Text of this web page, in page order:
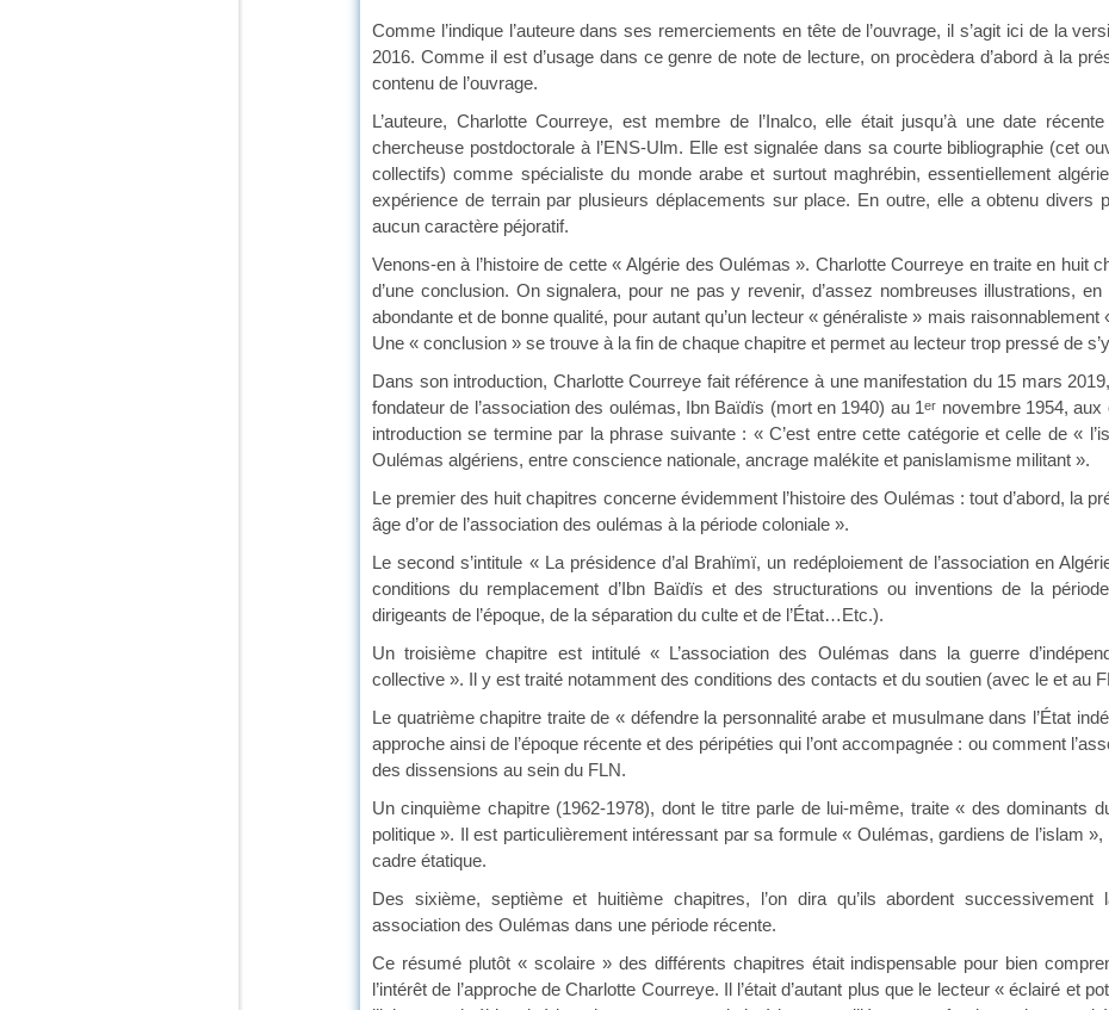
Comme l’indique l’auteure dans ses remerciements en tête de l’ouvrage, il s’agit ici de la
2016. Comme il est d’usage dans ce genre de note de lecture, on procèdera d’abord à la
contenu de l’ouvrage.
L’auteure, Charlotte Courreye, est membre de l’Inalco, elle était jusqu’à une date
chercheuse postdoctorale à l’ENS-Ulm. Elle est signalée dans sa courte bibliographie (cet
collectifs) comme spécialiste du monde arabe et surtout maghrébin, essentiellement
expérience de terrain par plusieurs déplacements sur place. En outre, elle a obtenu
aucun caractère péjoratif.
Venons-en à l’histoire de cette « Algérie des Oulémas ». Charlotte Courreye en traite en huit
d’une conclusion. On signalera, pour ne pas y revenir, d’assez nombreuses illustrations,
abondante et de bonne qualité, pour autant qu’un lecteur « généraliste » mais
Une « conclusion » se trouve à la fin de chaque chapitre et permet au lecteur trop pressé de
Dans son introduction, Charlotte Courreye fait référence à une manifestation du 15 mars
fondateur de l’association des oulémas, Ibn Baïdïs (mort en 1940) au 1er novembre 1954, aux
introduction se termine par la phrase suivante : « C’est entre cette catégorie et celle de «
Oulémas algériens, entre conscience nationale, ancrage malékite et panislamisme militant ».
Le premier des huit chapitres concerne évidemment l’histoire des Oulémas : tout d’abord, la
âge d’or de l’association des oulémas à la période coloniale ».
Le second s’intitule « La présidence d’al Brahïmï, un redéploiement de l’association en
conditions du remplacement d’Ibn Baïdïs et des structurations ou inventions de la
dirigeants de l’époque, de la séparation du culte et de l’État…Etc.).
Un troisième chapitre est intitulé « L’association des Oulémas dans la guerre
collective ». Il y est traité notamment des conditions des contacts et du soutien (avec le et au
Le quatrième chapitre traite de « défendre la personnalité arabe et musulmane dans l’État
approche ainsi de l’époque récente et des péripéties qui l’ont accompagnée : ou comment
des dissensions au sein du FLN.
Un cinquième chapitre (1962-1978), dont le titre parle de lui-même, traite « des dominants
politique ». Il est particulièrement intéressant par sa formule « Oulémas, gardiens de l’islam
cadre étatique.
Des sixième, septième et huitième chapitres, l’on dira qu’ils abordent successivement
association des Oulémas dans une période récente.
Ce résumé plutôt « scolaire » des différents chapitres était indispensable pour bien
l’intérêt de l’approche de Charlotte Courreye. Il l’était d’autant plus que le lecteur « éclairé et